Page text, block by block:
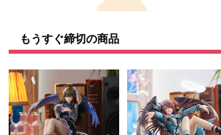
EVENT
ASOBI TICKET
その他先行受付
学園アイドルマスター
プロジェクトアイマス ヴイアライヴ
テイルズ オブ シリーズ
もうすぐ締切の商品